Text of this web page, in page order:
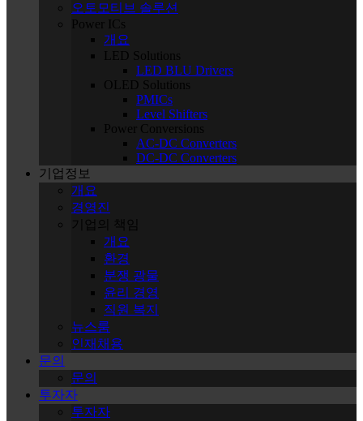
오토모티브 솔루션
Power ICs
개요
LED Solutions
LED BLU Drivers
OLED Solutions
PMICs
Level Shifters
Power Conversions
AC-DC Converters
DC-DC Converters
기업정보
개요
경영진
기업의 책임
개요
환경
분쟁 광물
윤리 경영
직원 복지
뉴스룸
인재채용
문의
문의
투자자
투자자